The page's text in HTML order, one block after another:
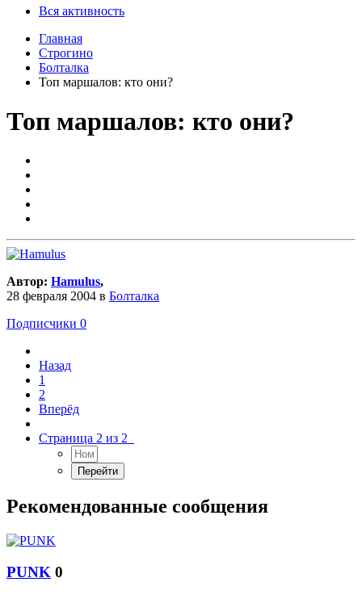
Вся активность
Главная
Строгино
Болталка
Топ маршалов: кто они?
Топ маршалов: кто они?
Автор: Hamulus,
28 февраля 2004 в Болталка
Подписчики 0
Назад
1
2
Вперёд
Страница 2 из 2
Рекомендованные сообщения
PUNK 0